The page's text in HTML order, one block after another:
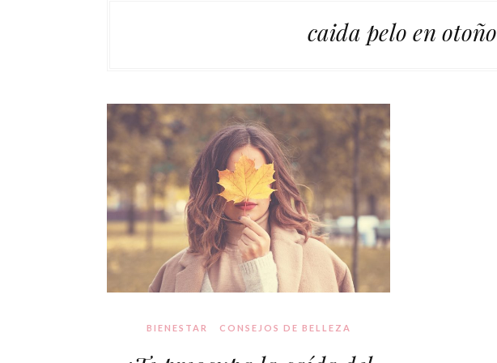
caida pelo en otoño
BIENESTAR CONSEJOS DE BELLEZA